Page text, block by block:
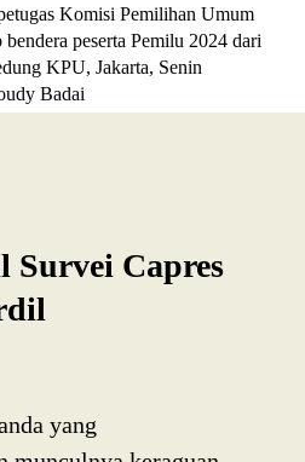
Komisi Pemilihan Umum
peserta Pemilu 2024 dari
KPU, Jakarta, Senin
Badai
Survei Capres
yang